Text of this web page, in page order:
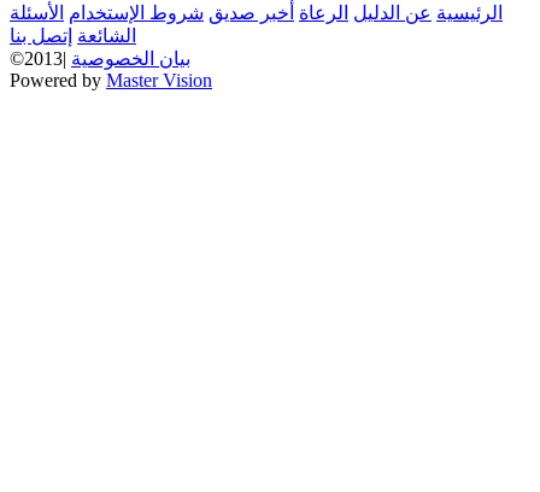
الرئيسية عن الدليل الرعاة أخبر صديق شروط الإستخدام الأسئلة
الشائعة إتصل بنا
©2013| بيان الخصوصية
Powered by Master Vision